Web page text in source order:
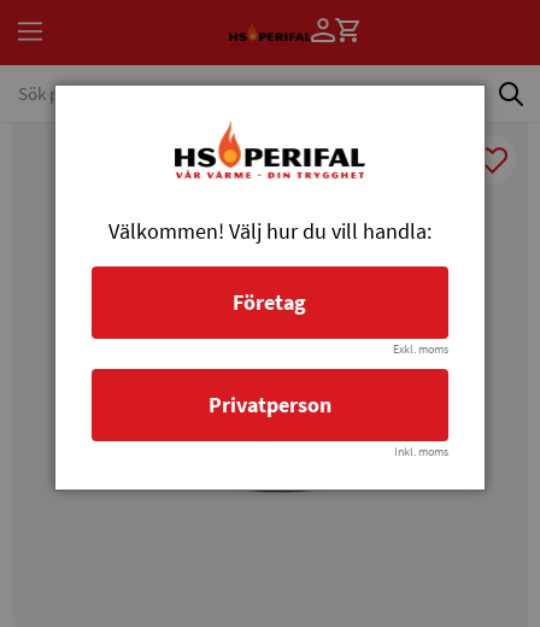
Välkommen! Välj hur du vill handla:
Företag
Exkl. moms
Privatperson
Inkl. moms